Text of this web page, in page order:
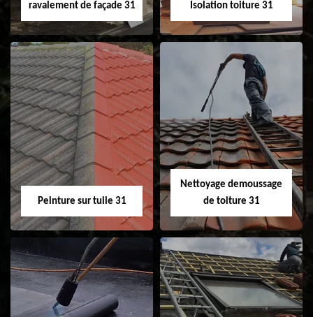
ravalement de façade 31
Nettoyage et
ravalement de
façade 31
Isolation toiture 31
Isolation toiture 31
Peinture sur tuile 31
Peinture sur tuile
Nettoyage demoussage
de toiture 31
Nettoyage